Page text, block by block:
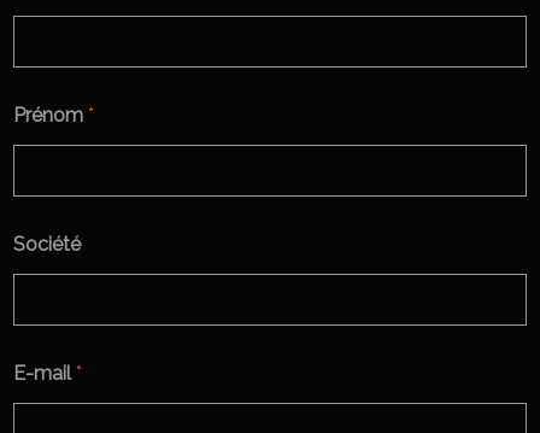
Prénom*
Société
E-mail*